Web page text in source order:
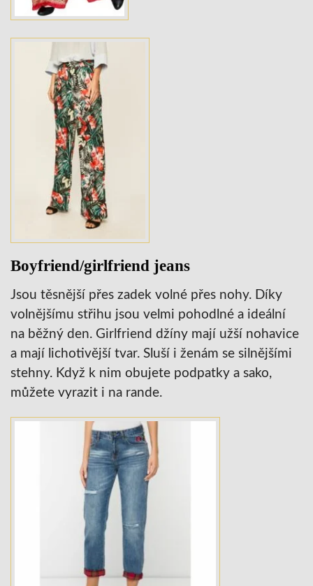
Boyfriend/girlfriend jeans
Jsou těsnější přes zadek volné přes nohy. Díky
volnějšímu střihu jsou velmi pohodlné a ideální
na běžný den. Girlfriend džíny mají užší nohavice
a mají lichotivější tvar. Sluší i ženám se silnějšími
stehny. Když k nim obujete podpatky a sako,
můžete vyrazit i na rande.